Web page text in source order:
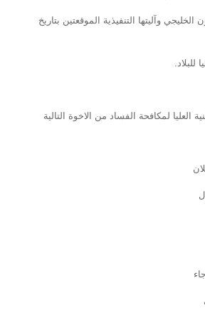
وآليتها التنفيذية الموقعتين بتاريخ
للبلاد.
العليا لمكافحة الفساد من الاخوة التالية